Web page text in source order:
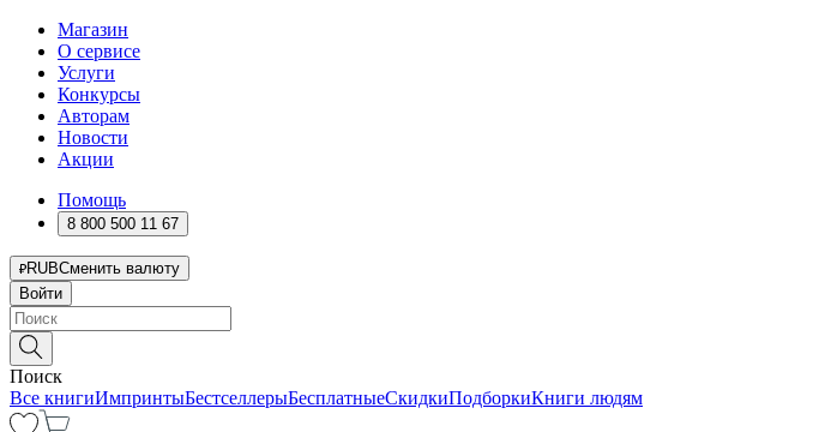
Магазин
О сервисе
Услуги
Конкурсы
Авторам
Новости
Акции
Помощь
8 800 500 11 67
RUBСменить валюту
Войти
Поиск
Все книгиИмпринтыБестселлерыБесплатныеСкидкиПодборкиКниги людям